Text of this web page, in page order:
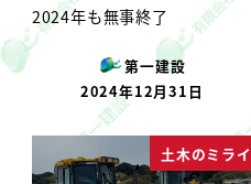
2024年も無事終了
第一建設
投稿日
2024年12月31日
土木のミライ